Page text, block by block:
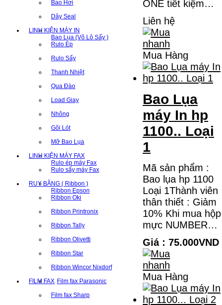
Bao Hơi
Dây Seal
LINH KIỆN MÁY IN
Bao Lụa (Võ Lô Sấy )
Rulo Ép
Rulo Sấy
Thanh Nhiệt
Qua Đào
Load Giay
Nhông
Gõi Lót
Mỡ Bao Lụa
LINH KIỆN MÁY FAX
Rulo ép máy Fax
Rulo sấy máy Fax
RUY BĂNG ( Ribbon )
Ribbon Epson
Ribbon Oki
Ribbon Printronix
Ribbon Tally
Ribbon Olivetti
Ribbon Star
Ribbon Wincor Nixdorf
FILM FAX Film fax Parasonic
Film fax Sharp
ONE tiết kiệm…
Liên hệ
Mua Hàng
Bao Lụa
máy In hp
1100.. Loại
1
Mã sản phẩm :
Bao lụa hp 1100
Loại 1Thành viên
thân thiết : Giảm
10% Khi mua hộp
mực NUMBER…
Giá : 75.000VND
Mua Hàng